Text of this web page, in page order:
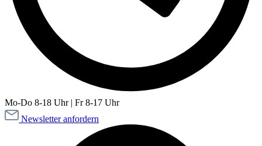
Mo-Do 8-18 Uhr | Fr 8-17 Uhr
Newsletter anfordern